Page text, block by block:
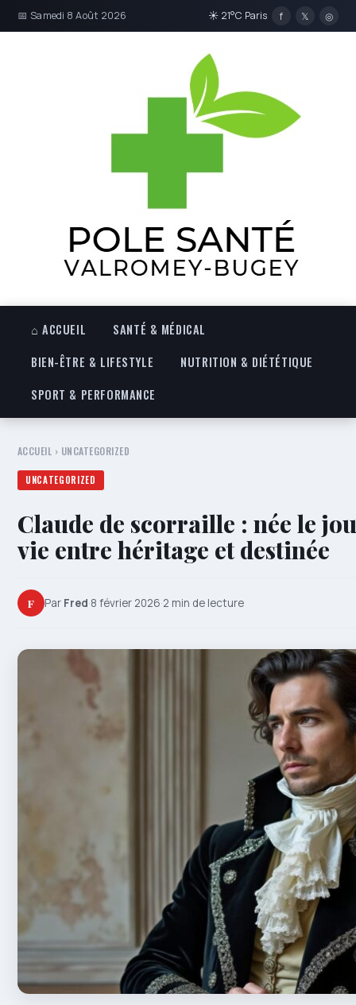
📅 Samedi 8 Août 2026 ☀ 21°C Paris f 𝕏 ◎
⌂ ACCUEIL
SANTÉ & MÉDICAL
BIEN-ÊTRE & LIFESTYLE
NUTRITION & DIÉTÉTIQUE
SPORT & PERFORMANCE
ACCUEIL › UNCATEGORIZED
UNCATEGORIZED
Claude de scorraille : née le
vie entre héritage et destinée
F Par Fred·8 février 2026·2 min de lecture